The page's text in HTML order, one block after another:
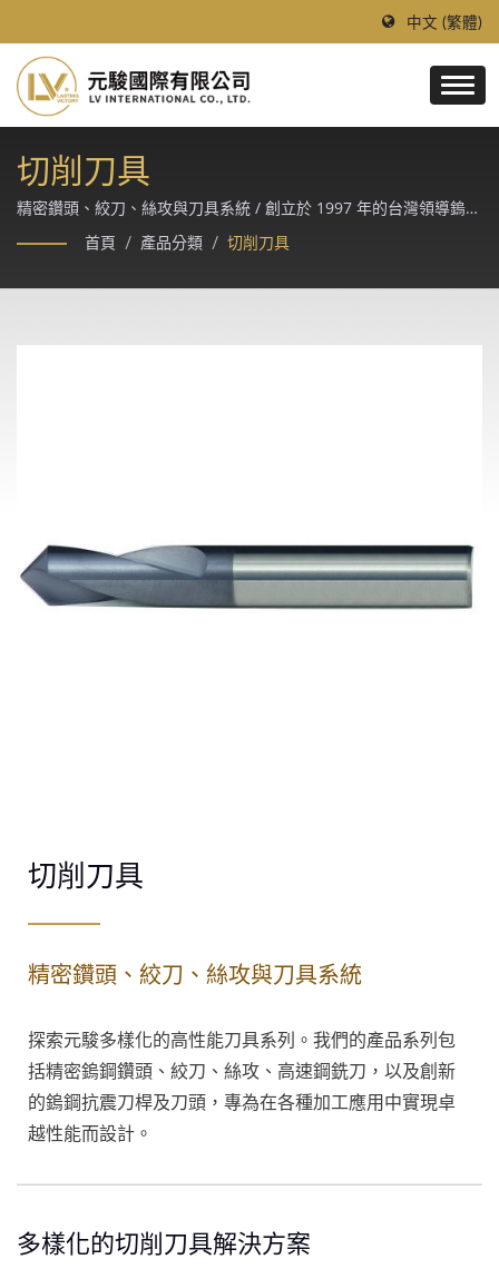
中文 (繁體)
切削刀具
精密鑽頭、絞刀、絲攻與刀具系統 / 創立於 1997 年的台灣領導鎢鋼
刀具廠，採德、日進口優質鎢鋼棒材與 Makino、Rollomatic、
ANCA CNC 磨床精製，提供模具、汽車、航太、醫療等精密加工產
首頁 / 產品分類 / 切削刀具
切削刀具
精密鑽頭、絞刀、絲攻與刀具系統
探索元駿多樣化的高性能刀具系列。我們的產品系列包
括精密鎢鋼鑽頭、絞刀、絲攻、高速鋼銑刀，以及創新
的鎢鋼抗震刀桿及刀頭，專為在各種加工應用中實現卓
越性能而設計。
多樣化的切削刀具解決方案